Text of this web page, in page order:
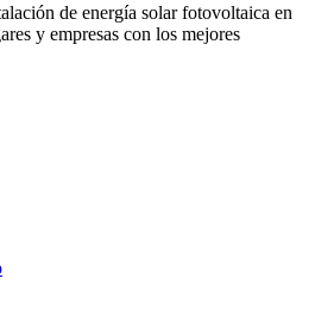
de energía solar fotovoltaica en
y empresas con los mejores